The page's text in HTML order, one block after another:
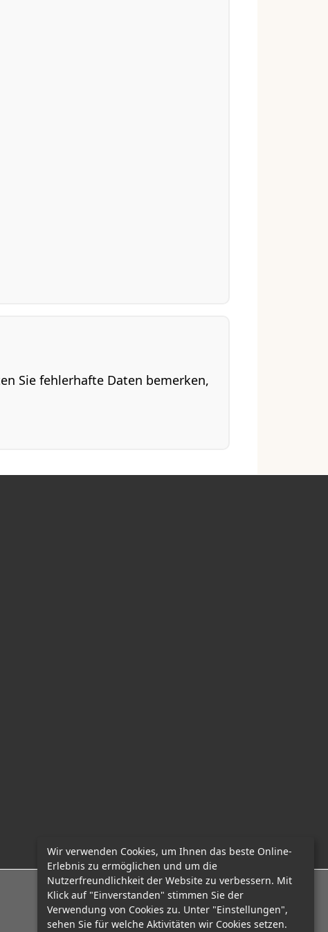
Sie fehlerhafte Daten bemerken,
E-Mail: office@mcadvo.com
Wir verwenden Cookies, um Ihnen das beste Online-
Erlebnis zu ermöglichen und um die
Nutzerfreundlichkeit der Website zu verbessern. Mit
Klick auf "Einverstanden" stimmen Sie der
Verwendung von Cookies zu. Unter "Einstellungen",
sehen Sie für welche Aktivitäten wir Cookies setzen.